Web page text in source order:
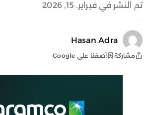
تم النشر في فبراير. 15, 2026
Hasan Adra
مشاركة أضفنا على Google